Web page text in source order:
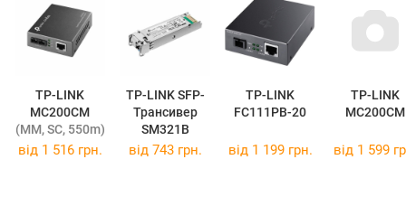
TP-LINK
MC200CM
(MM, SC, 550m)
TP-LINK SFP-
Трансивер
SM321B
TP-LINK
FC111PB-20
TP-LINK
MC200CM
від 1 516 грн. від 743 грн. від 1 199 грн. від 1 599